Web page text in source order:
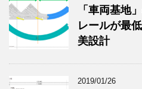
「車両基地
レールが最
美設計
2019/01/26